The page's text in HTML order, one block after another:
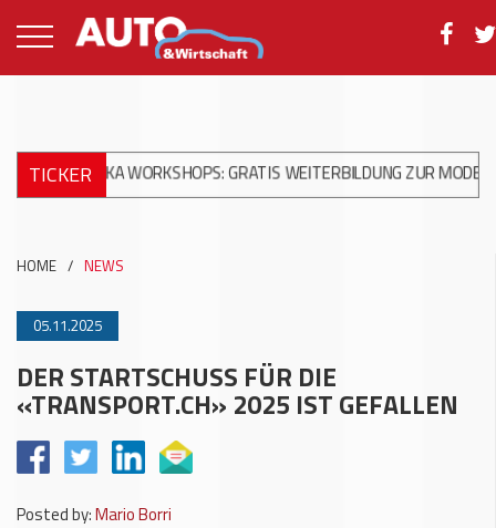
TICKER
WORKSHOPS: GRATIS WEITERBILDUNG ZUR MODERNEN
HOME / NEWS
05.11.2025
DER STARTSCHUSS FÜR DIE
«TRANSPORT.CH» 2025 IST GEFALLEN
Posted by:Mario Borri